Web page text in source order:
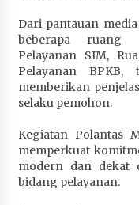
Bupati Sumbawa
Cabor yang Akan
NTB 2026
4 minggu ago
BAZNAS Kabupaten
Santong
4 minggu ago
Dari pantauan
beberapa ruang
Pelayanan SIM,
Pelayanan
memberikan
selaku pemohon.
Kegiatan Polantas
memperkuat
modern dan dekat
bidang pelayanan.